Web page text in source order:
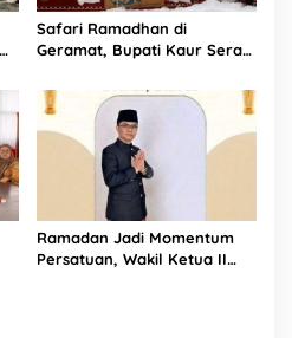
Safari Ramadhan di
Geramat, Bupati Kaur Serap
Komitmen Pelayanan Nyata
Ramadan Jadi Momentum
Persatuan, Wakil Ketua II